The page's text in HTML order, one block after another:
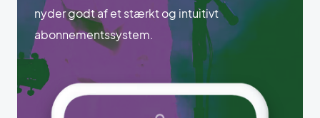
nyder godt af et stærkt og intuitivt
abonnementssystem.